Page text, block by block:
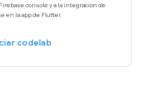
console y a la integración de
en la app de Flutter.
codelab